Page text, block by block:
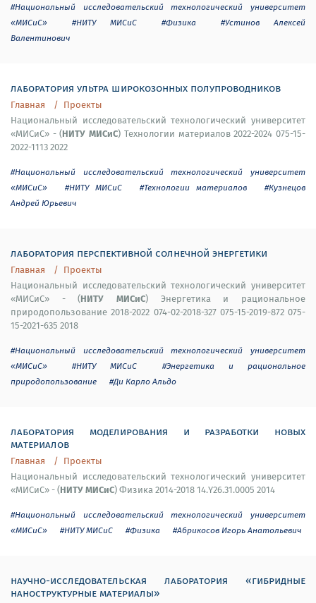
#Национальный исследовательский технологический университет
«МИСиС»
#НИТУ МИСиС #Физика
#Устинов Алексей
Валентинович
лаборатория ультра широкозонных полупроводников
Главная
Проекты
Национальный исследовательский технологический университет
«МИСиС» - (НИТУ МИСиС) Технологии материалов 2022-2024 075-15-
2022-1113 2022
#Национальный исследовательский технологический университет
«МИСиС»
#НИТУ МИСиС #Технологии материалов
#Кузнецов
Андрей Юрьевич
лаборатория перспективной солнечной энергетики
Главная
Проекты
Национальный исследовательский технологический университет
«МИСиС» - (НИТУ МИСиС) Энергетика и рациональное
природопользование 2018-2022 074-02-2018-327 075-15-2019-872 075-
15-2021-635 2018
#Национальный исследовательский технологический университет
«МИСиС»
#НИТУ МИСиС
#Энергетика и рациональное
природопользование
#Ди Карло Альдо
лаборатория моделирования и разработки новых
материалов
Главная
Проекты
Национальный исследовательский технологический университет
«МИСиС» - (НИТУ МИСиС) Физика 2014-2018 14.Y26.31.0005 2014
#Национальный исследовательский технологический университет
«МИСиС»
#НИТУ МИСиС #Физика #Абрикосов Игорь Анатольевич
научно-исследовательская лаборатория «гибридные
наноструктурные материалы»